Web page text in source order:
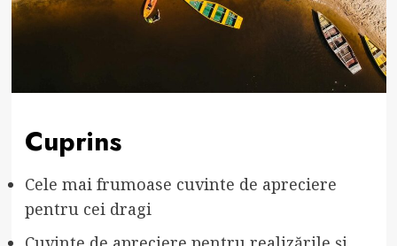
Cuprins
Cele mai frumoase cuvinte de apreciere
pentru cei dragi